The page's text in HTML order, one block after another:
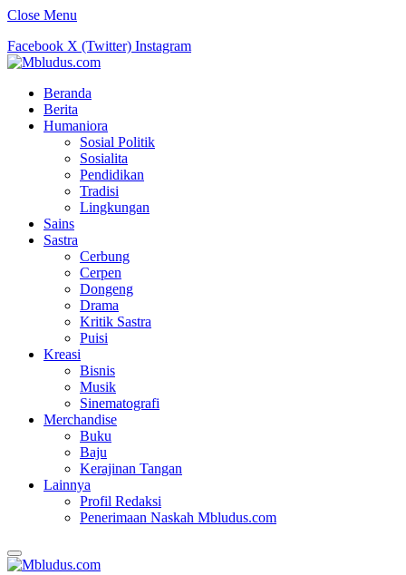
Close Menu
Facebook X (Twitter) Instagram
Beranda
Berita
Humaniora
Sosial Politik
Sosialita
Pendidikan
Tradisi
Lingkungan
Sains
Sastra
Cerbung
Cerpen
Dongeng
Drama
Kritik Sastra
Puisi
Kreasi
Bisnis
Musik
Sinematografi
Merchandise
Buku
Baju
Kerajinan Tangan
Lainnya
Profil Redaksi
Penerimaan Naskah Mbludus.com